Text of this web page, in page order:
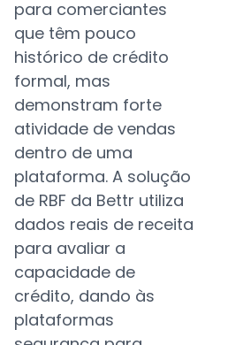
para comerciantes
que têm pouco
histórico de crédito
formal, mas
demonstram forte
atividade de vendas
dentro de uma
plataforma. A solução
de RBF da Bettr utiliza
dados reais de receita
para avaliar a
capacidade de
crédito, dando às
plataformas